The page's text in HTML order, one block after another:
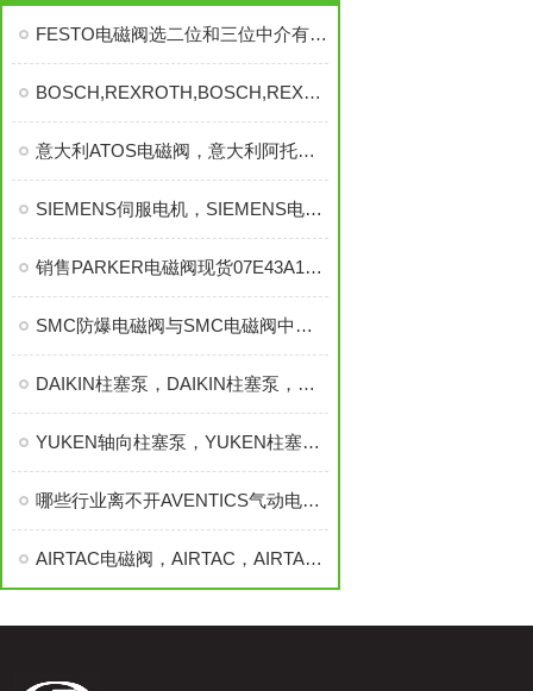
FESTO电磁阀选二位和三位中介有什么关联?
BOSCH,REXROTH,BOSCH,REXROTH,BOSCH,REXROTH
意大利ATOS电磁阀，意大利阿托斯电磁阀，ATOS电磁阀
SIEMENS伺服电机，SIEMENS电机，SIEMENS模块，SIEMENS
销售PARKER电磁阀现货07E43A13AC
SMC防爆电磁阀与SMC电磁阀中间有什么差别
DAIKIN柱塞泵，DAIKIN柱塞泵，大金柱塞泵，日本大金DAIKIN
YUKEN轴向柱塞泵，YUKEN柱塞泵，YUKEN柱塞泵，YUKEN柱塞泵
哪些行业离不开AVENTICS气动电磁阀的应用？
AIRTAC电磁阀，AIRTAC，AIRTAC电磁阀，AIRTAC，AIRTAC电磁阀